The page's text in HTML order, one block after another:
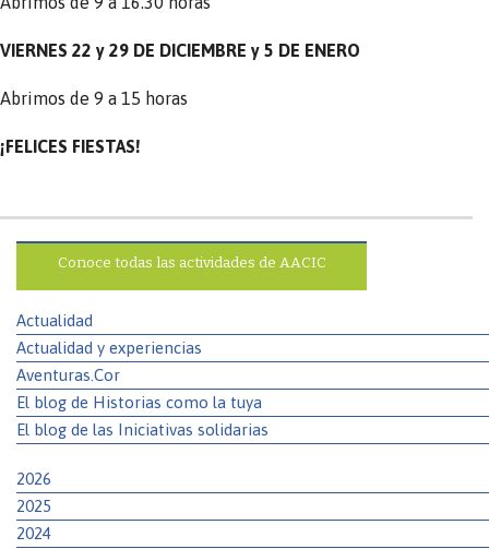
VIERNES 22 y 29 DE DICIEMBRE y 5 DE ENERO
Abrimos de 9 a 15 horas
¡FELICES FIESTAS!
Conoce todas las actividades de AACIC
Actualidad
Actualidad y experiencias
Aventuras.Cor
El blog de Historias como la tuya
El blog de las Iniciativas solidarias
2026
2025
2024